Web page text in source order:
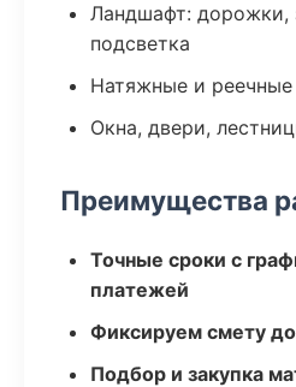
Ландшафт: дорожки,
подсветка
Натяжные и реечные
Окна, двери,
Преимущества
Точные сроки с
платежей
Фиксируем смету
Подбор и закупка